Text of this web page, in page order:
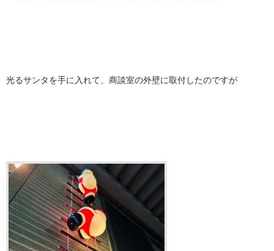
光るサンタを手に入れて、商談室の外壁に取付したのですが